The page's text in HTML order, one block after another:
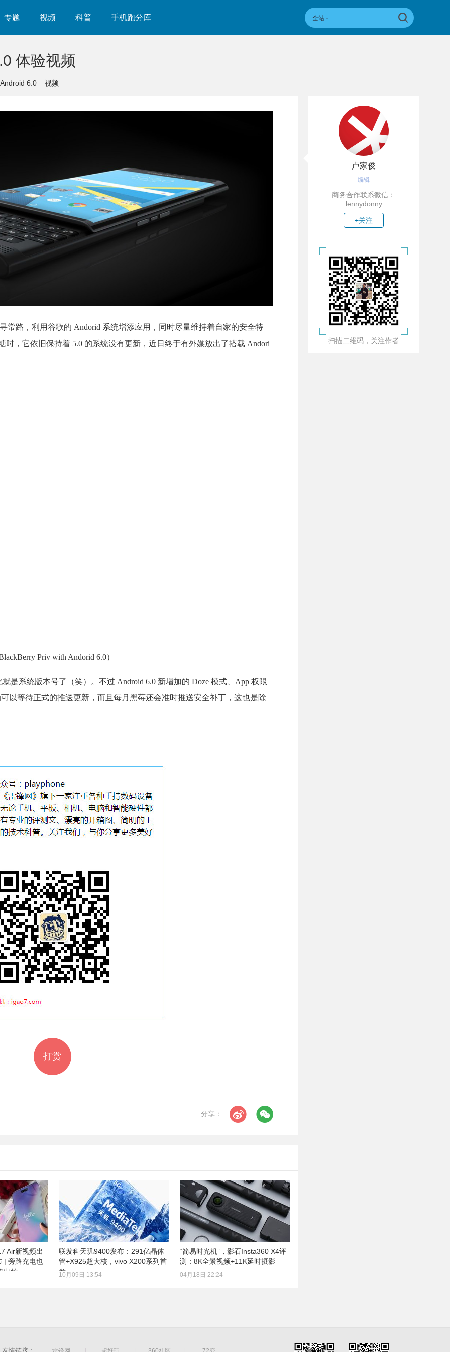
专题 视频 科普 手机跑分库 全站
体验视频
Android 6.0 视频
常路，利用谷歌的 Andorid 系统增添应用，同时尽量维持着自家的安全特
时，它依旧保持着 5.0 的系统没有更新，近日终于有外媒放出了搭载 Andori
Priv with Andorid 6.0）
是系统版本号了（笑）。不过 Android 6.0 新增加的 Doze 模式、App 权限
以等待正式的推送更新，而且每月黑莓还会准时推送安全补丁，这也是除
打赏
分享：
Air新视频出
| 旁路充电也
出炉
联发科天玑9400发布：291亿晶体
管+X925超大核，vivo X200系列首
发
10月09日 13:54
“简易时光机”，影石Insta360 X4评
测：8K全景视频+11K延时摄影
04月18日 22:24
卢家俊
编辑
商务合作联系微信：
lennydonny
+关注
扫描二维码，关注作者